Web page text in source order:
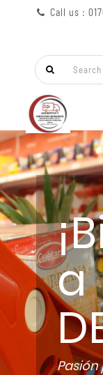
Call us :
a
Pasión